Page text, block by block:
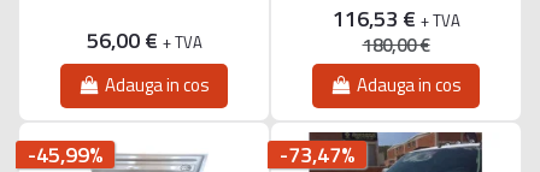
56,00 € + TVA
Adauga in cos
116,53 € + TVA
180,00 €
Adauga in cos
-45,99% -73,47%